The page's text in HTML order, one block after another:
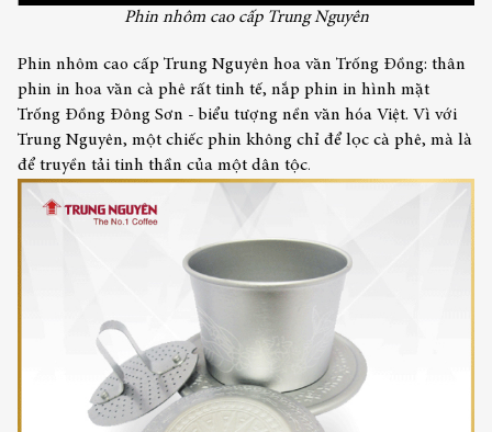
Phin nhôm cao cấp Trung Nguyên
Phin nhôm cao cấp Trung Nguyên hoa văn Trống Đồng: thân
phin in hoa văn cà phê rất tinh tế, nắp phin in hình mặt
Trống Đồng Đông Sơn - biểu tượng nền văn hóa Việt. Vì với
Trung Nguyên, một chiếc phin không chỉ để lọc cà phê, mà là
để truyền tải tinh thần của một dân tộc.